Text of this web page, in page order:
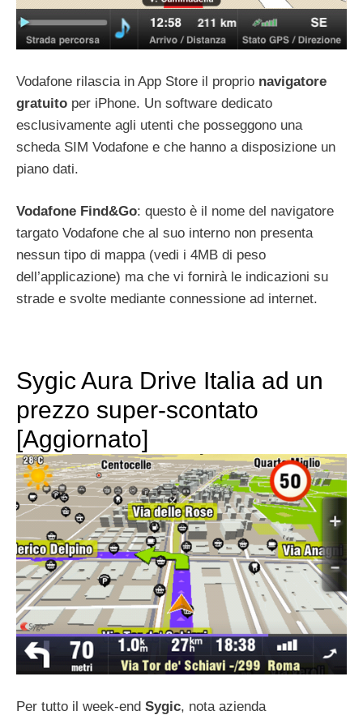
Vodafone rilascia in App Store il proprio navigatore
gratuito per iPhone. Un software dedicato
esclusivamente agli utenti che posseggono una
scheda SIM Vodafone e che hanno a disposizione un
piano dati.
Vodafone Find&Go: questo è il nome del navigatore
targato Vodafone che al suo interno non presenta
nessun tipo di mappa (vedi i 4MB di peso
dell’applicazione) ma che vi fornirà le indicazioni su
strade e svolte mediante connessione ad internet.
Sygic Aura Drive Italia ad un
prezzo super-scontato
[Aggiornato]
Per tutto il week-end Sygic, nota azienda